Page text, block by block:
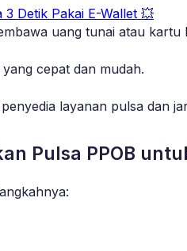
3 Detik Pakai E-Wallet 💥
uang tunai atau kartu
cepat dan mudah.
layanan pulsa dan
Pulsa PPOB